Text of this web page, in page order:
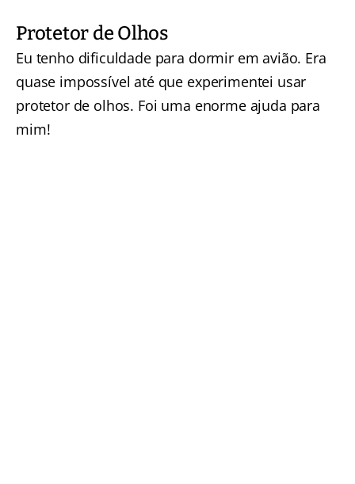
Protetor de Olhos
Eu tenho dificuldade para dormir em avião. Era
quase impossível até que experimentei usar
protetor de olhos. Foi uma enorme ajuda para
mim!